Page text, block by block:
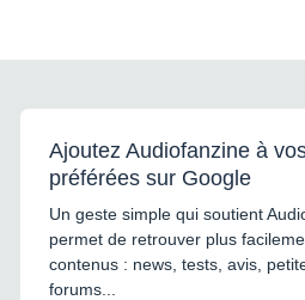
Ajoutez Audiofanzine à
préférées sur Google
Un geste simple qui soutient
permet de retrouver plus
contenus : news, tests, avis,
forums...